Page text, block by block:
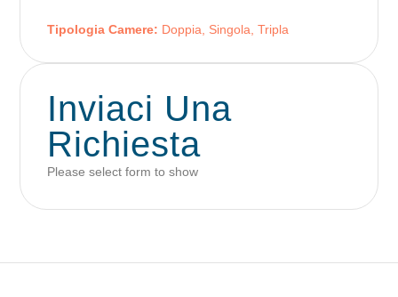
Tipologia Camere: Doppia, Singola, Tripla
Inviaci Una
Richiesta
Please select form to show